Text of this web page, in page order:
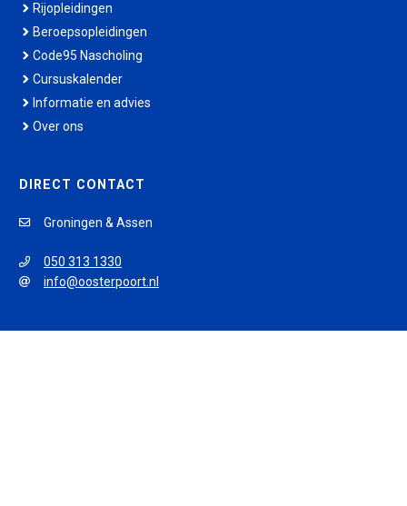
Rijopleidingen
Beroepsopleidingen
Code95 Nascholing
Cursuskalender
Informatie en advies
Over ons
DIRECT CONTACT
Groningen & Assen
050 313 1330
info@oosterpoort.nl